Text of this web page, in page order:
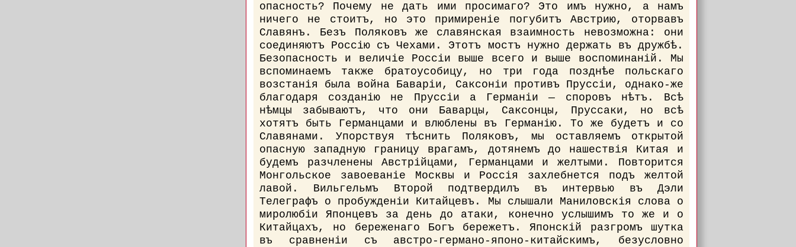
опасность? Почему не дать ими просимаго? Это имъ нужно, а намъ
ничего не стоитъ, но это примиреніе погубитъ Австрию, оторвавъ
Славянъ. Безъ Поляковъ же славянская взаимность невозможна: они
соединяютъ Россію съ Чехами. Этотъ мостъ нужно держать въ дружбѣ.
Безопасность и величіе Россіи выше всего и выше воспоминаній. Мы
вспоминаемъ также братоусобицу, но три года позднѣе польскаго
возстанія была война Баваріи, Саксоніи противъ Пруссіи, однако-же
благодаря созданію не Пруссіи а Германіи — споровъ нѣтъ. Всѣ
нѣмцы забываютъ, что они Баварцы, Саксонцы, Пруссаки, но всѣ
хотятъ быть Германцами и влюблены въ Германію. То же будетъ и со
Славянами. Упорствуя тѣснить Поляковъ, мы оставляемъ открытой
опасную западную границу врагамъ, дотянемъ до нашествія Китая и
будемъ разчленены Австрійцами, Германцами и желтыми. Повторится
Монгольское завоеваніе Москвы и Россія захлебнется подъ желтой
лавой. Вильгельмъ Второй подтвердилъ въ интервью въ Дэли
Телеграфъ о пробужденіи Китайцевъ. Мы слышали Маниловскія слова о
миролюбіи Японцевъ за день до атаки, конечно услышимъ то же и о
Китайцахъ, но береженаго Богъ бережетъ. Японскій разгромъ шутка
въ сравненіи съ австро-германо-японо-китайскимъ, безусловно